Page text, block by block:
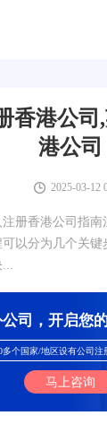
香港公司
港公司
2025-03-12
册香港公司指南
以分为几个关
...
司，开启您
多个国家/地区设有公司注
马上咨询